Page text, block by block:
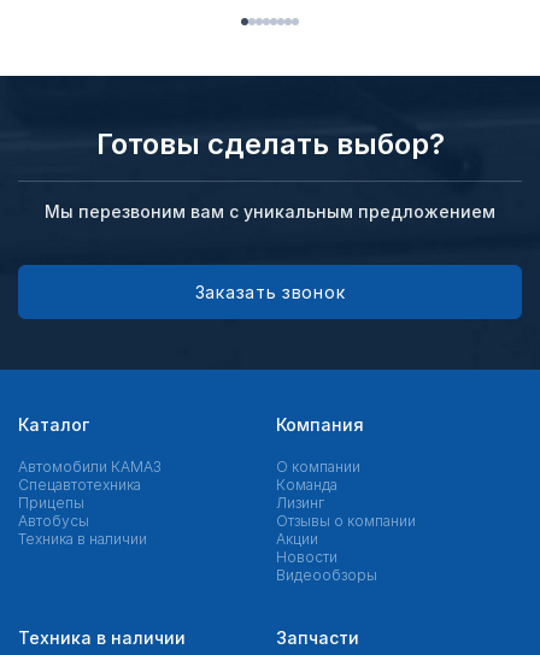
Готовы сделать выбор?
Мы перезвоним вам с уникальным предложением
Заказать звонок
Каталог
Автомобили КАМАЗ
Спецавтотехника
Прицепы
Автобусы
Техника в наличии
Компания
О компании
Команда
Лизинг
Отзывы о компании
Акции
Новости
Видеообзоры
Техника в наличии
Запчасти